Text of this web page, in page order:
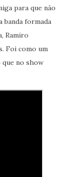
para que não
banda formada
Ramiro
Foi como um
no show